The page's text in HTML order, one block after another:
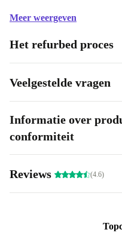
Meer weergeven
Het refurbed proces
Veelgestelde vragen
Informatie over
conformiteit
Reviews (4.6)